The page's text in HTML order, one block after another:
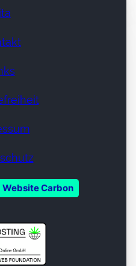
Website Carbon